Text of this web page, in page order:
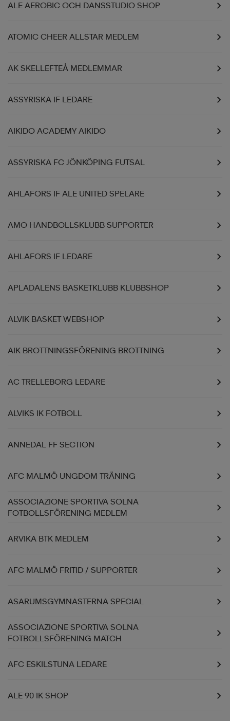
ALE AEROBIC OCH DANSSTUDIO SHOP
ATOMIC CHEER ALLSTAR MEDLEM
AK SKELLEFTEÅ MEDLEMMAR
ASSYRISKA IF LEDARE
AIKIDO ACADEMY AIKIDO
ASSYRISKA FC JÖNKÖPING FUTSAL
AHLAFORS IF ALE UNITED SPELARE
AMO HANDBOLLSKLUBB SUPPORTER
AHLAFORS IF LEDARE
APLADALENS BASKETKLUBB KLUBBSHOP
ALVIK BASKET WEBSHOP
AIK BROTTNINGSFÖRENING BROTTNING
AC TRELLEBORG LEDARE
ALVIKS IK FOTBOLL
ANNEDAL FF SECTION
AFC MALMÖ UNGDOM TRÄNING
ASSOCIAZIONE SPORTIVA SOLNA
FOTBOLLSFÖRENING MEDLEM
ARVIKA BTK MEDLEM
AFC MALMÖ FRITID / SUPPORTER
ASARUMSGYMNASTERNA SPECIAL
ASSOCIAZIONE SPORTIVA SOLNA
FOTBOLLSFÖRENING MATCH
AFC ESKILSTUNA LEDARE
ALE 90 IK SHOP